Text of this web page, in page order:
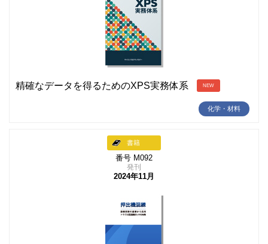
精確なデータを得るためのXPS実務体系 NEW
化学・材料
書籍
番号 M092
発刊
2024年11月